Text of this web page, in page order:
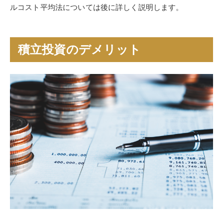
ルコスト平均法については後に詳しく説明します。
積立投資のデメリット